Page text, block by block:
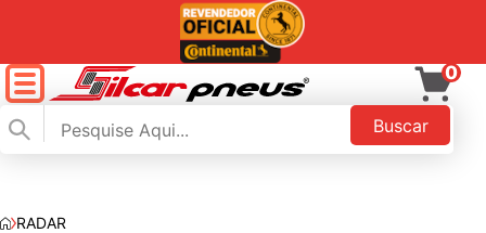
Buscar
0
RADAR